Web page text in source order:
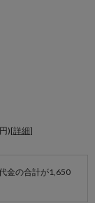
)[詳細]
金の合計が1,650